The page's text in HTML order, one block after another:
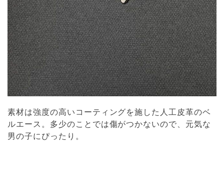
素材は強度の高いコーティングを施した人工皮革のベ
ルエース。多少のことでは傷がつかないので、元気な
男の子にぴったり。